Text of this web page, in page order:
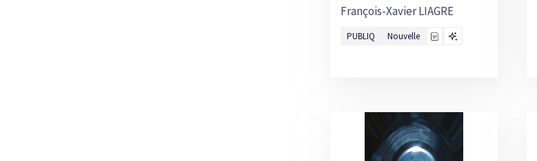
François-Xavier LIAGRE
PUBLIQ Nouvelle